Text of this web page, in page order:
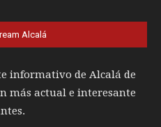
Alcalá
informativo de Alcalá de
más actual e interesante